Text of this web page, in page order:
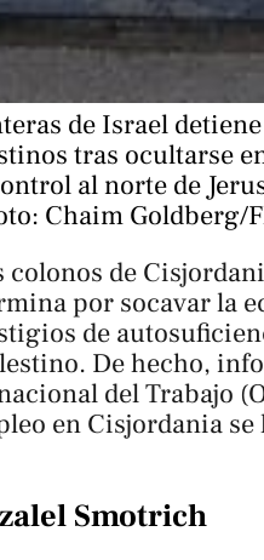
de Israel
tras ocultarse
al norte de
Chaim Goldberg/
colonos de
por socavar la
de
De hecho,
del Trabajo
en Cisjordania
Smotrich